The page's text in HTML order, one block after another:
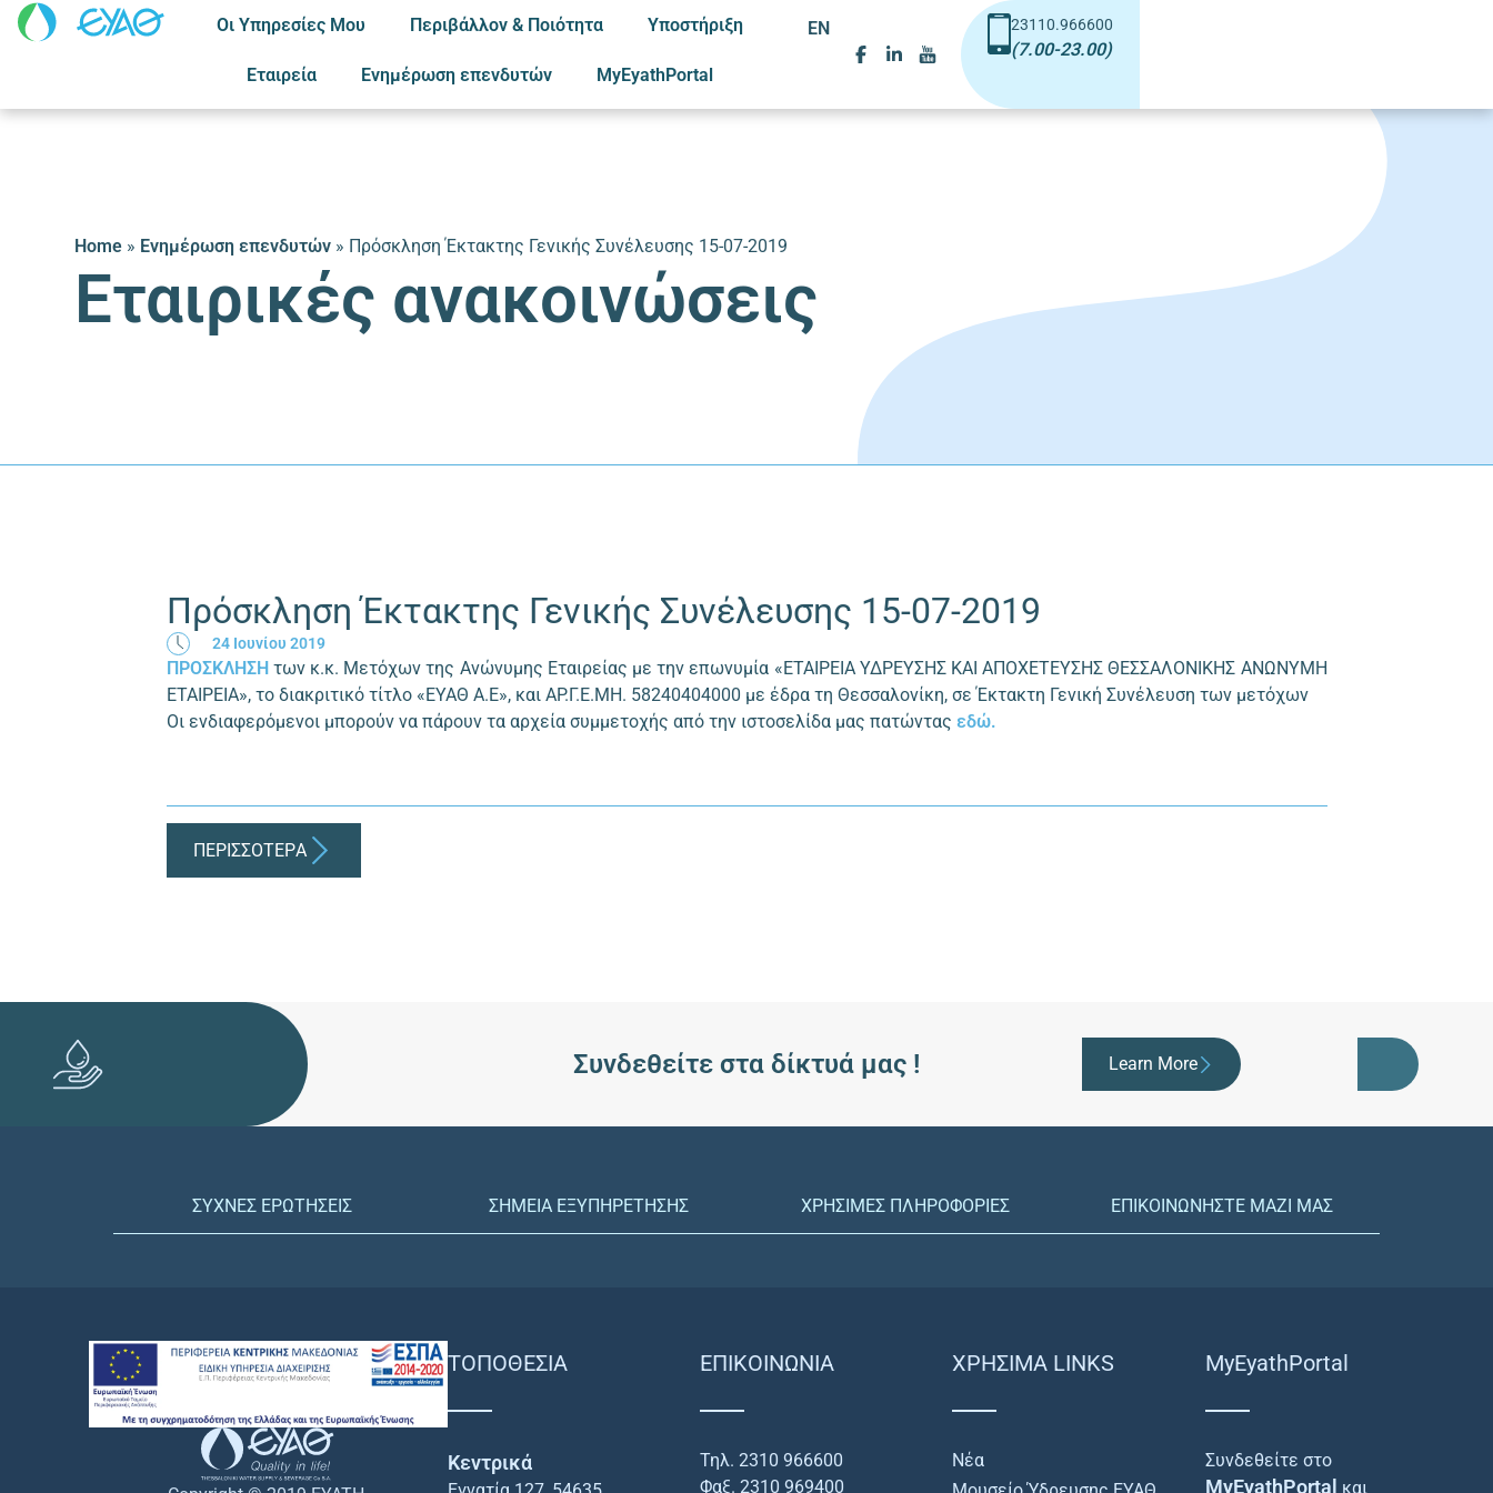
Οι Υπηρεσίες Μου Περιβάλλον & Ποιότητα Υποστήριξη
Εταιρεία Ενημέρωση επενδυτών MyEyathPortal
23110.966600
(7.00-23.00)
EN
Home » Ενημέρωση επενδυτών » Πρόσκληση Έκτακτης Γενικής Συνέλευσης 15-07-2019
Εταιρικές ανακοινώσεις
Πρόσκληση Έκτακτης Γενικής Συνέλευσης 15-07-2019
24 Ιουνίου 2019
ΠΡΟΣΚΛΗΣΗτων κ.κ. Μετόχων της Ανώνυµης Εταιρείας µε την επωνυµία «ΕΤΑΙΡΕΙΑ ΥΔΡΕΥΣΗΣ ΚΑΙ ΑΠΟΧΕΤΕΥΣΗΣ ΘΕΣΣΑΛΟΝΙΚΗΣ ΑΝΩΝΥΜΗ
ΕΤΑΙΡΕΙΑ», το διακριτικό τίτλο «ΕΥΑΘ Α.Ε», και ΑΡ.Γ.Ε.ΜΗ. 58240404000 µε έδρα τη Θεσσαλονίκη, σε Έκτακτη Γενική Συνέλευση των μετόχων
Οι ενδιαφερόμενοι μπορούν να πάρουν τα αρχεία συμμετοχής από την ιστοσελίδα μας πατώντας εδώ.
ΠΕΡΙΣΣΟΤΕΡA
Συνδεθείτε στα δίκτυά μας ! Learn More
ΣΥΧΝΕΣ ΕΡΩΤΗΣΕΙΣ ΣΗΜΕΙΑ ΕΞΥΠΗΡΕΤΗΣΗΣ ΧΡΗΣΙΜΕΣ ΠΛΗΡΟΦΟΡΙΕΣ ΕΠΙΚΟΙΝΩΝΗΣΤΕ ΜΑΖΙ ΜΑΣ
ΤΟΠΟΘΕΣΙΑ
Κεντρικά
ΕΠΙΚΟΙΝΩΝΙΑ
Τηλ. 2310 966600
Φαξ. 2310 969400
ΧΡΗΣΙΜΑ LINKS
Νέα
MyEyathPortal
Συνδεθείτε στο
MyEyathPortal και